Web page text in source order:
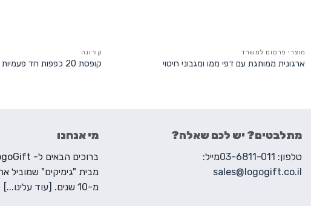
מוצרי פרסום למשרד
ארגונית ממותגת עם דפי ממו ומגבוני חיטוי
קורונה
קופסת 20 כפפות חד פעמיות
מתלבטים? יש לכם שאלה?
טלפון: 03-6811-011מייל:
sales@logogift.co.il
מי אנחנו
מבית "גימיקים"
מ-10 שנים.
[עוד עלינו...]